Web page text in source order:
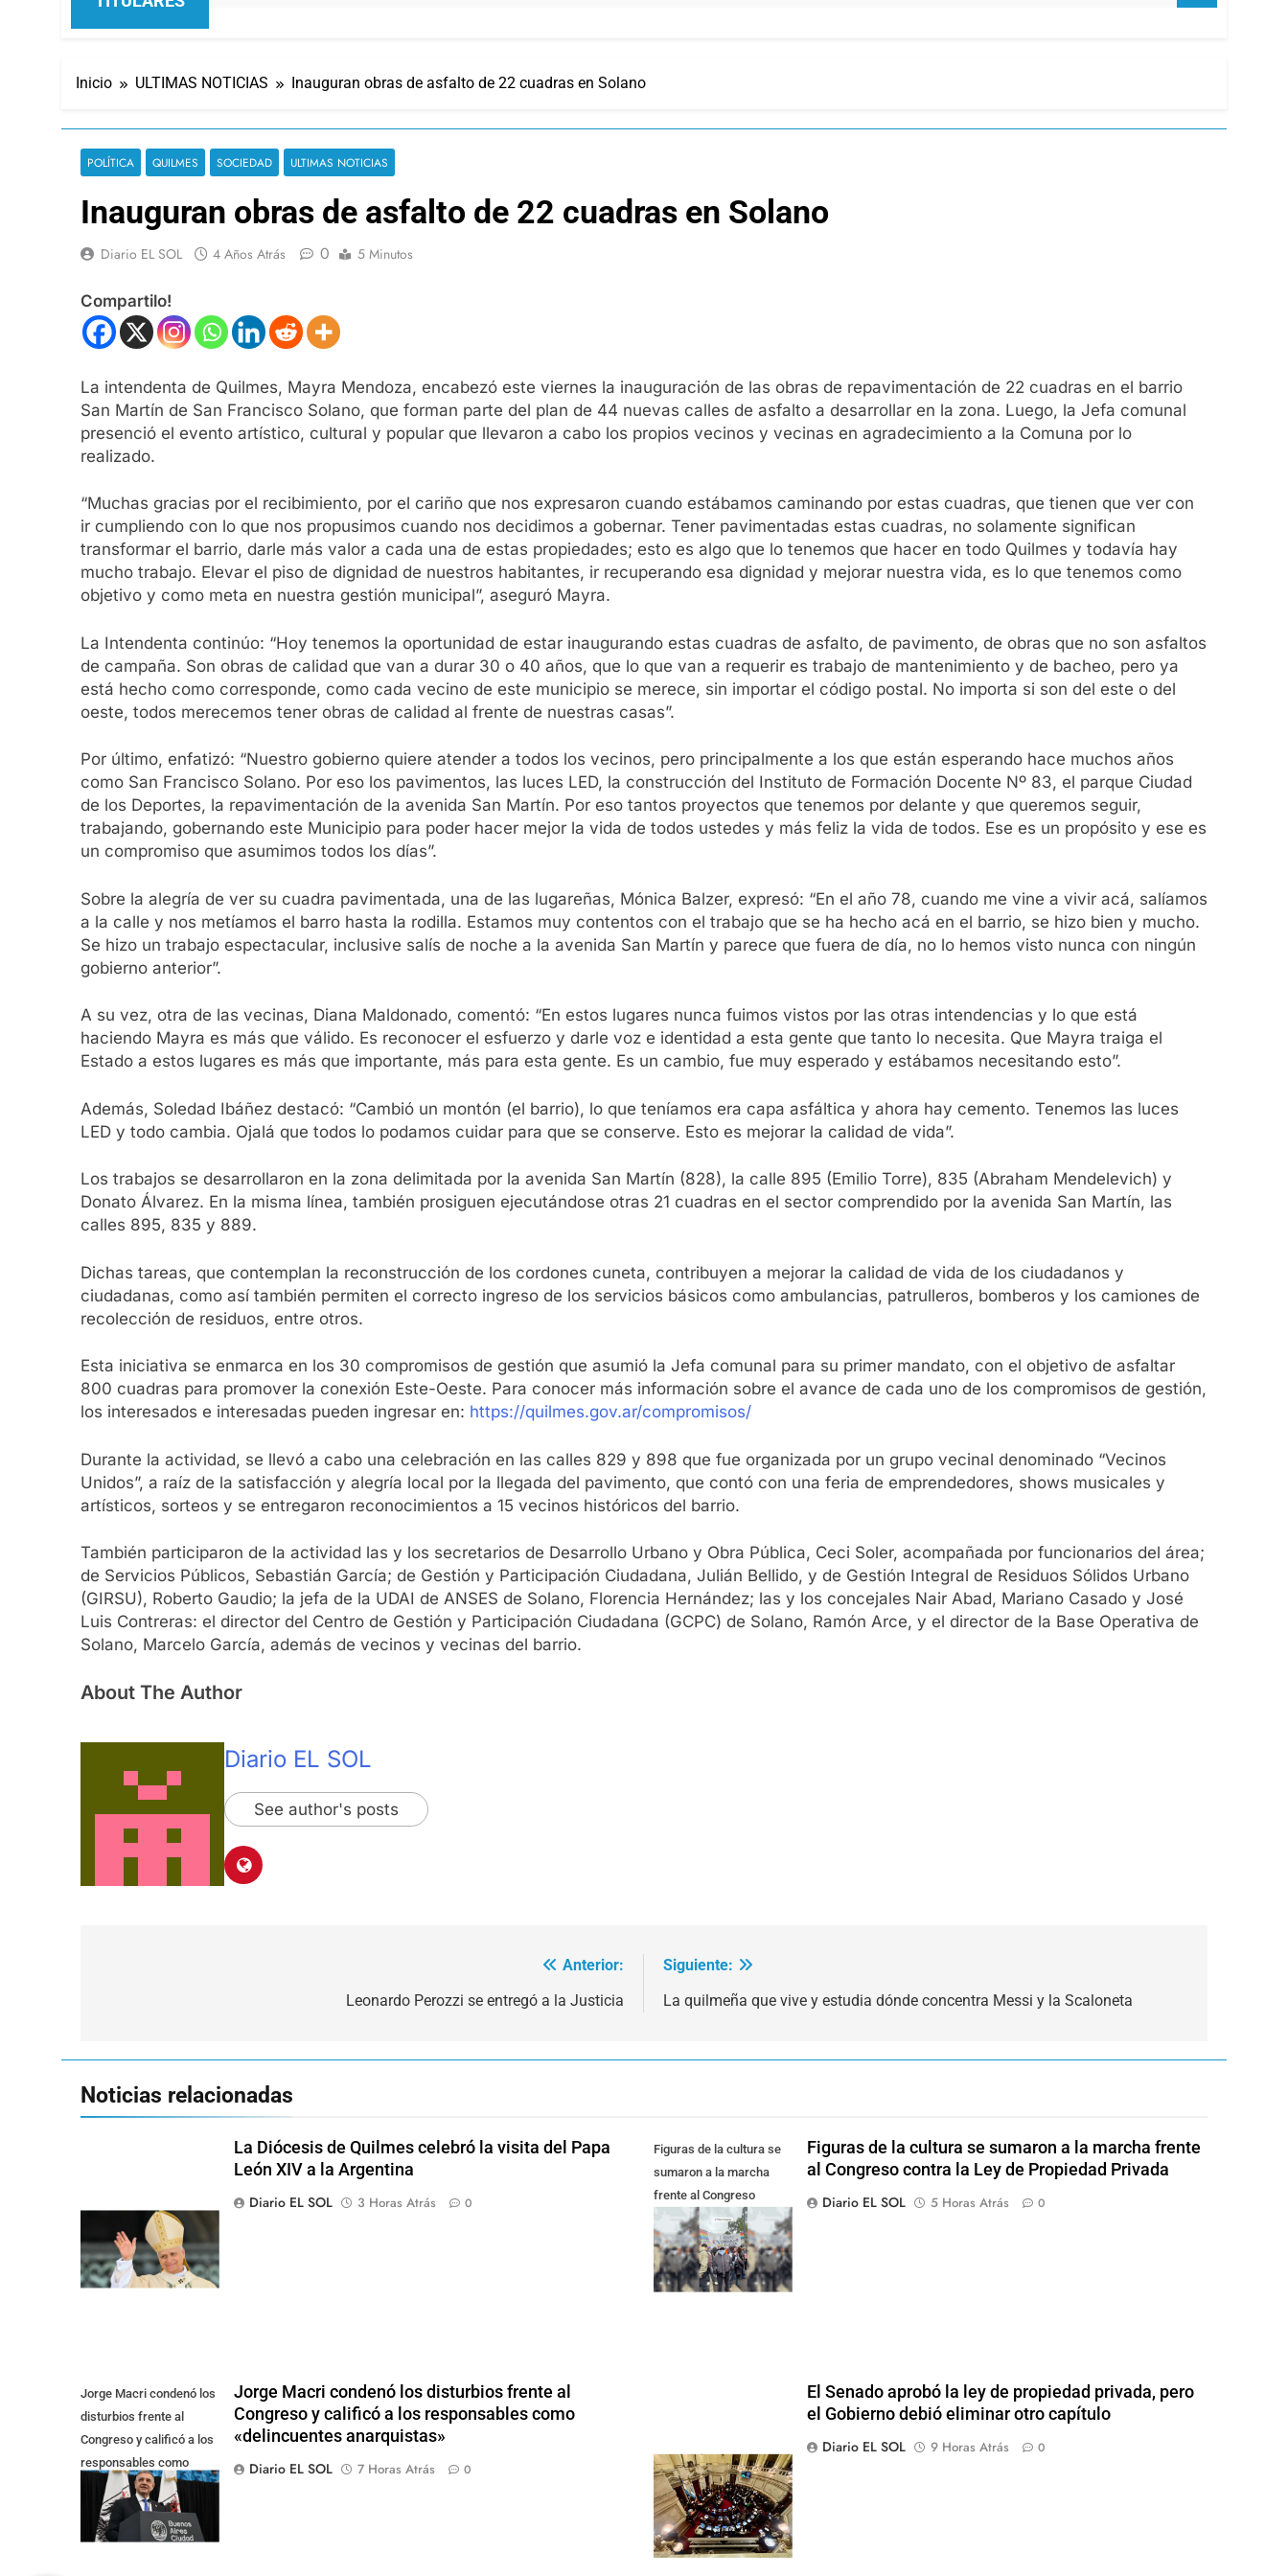
Inicio ULTIMAS NOTICIAS Inauguran obras de asfalto de 22 cuadras en Solano
POLÍTICA QUILMES SOCIEDAD ULTIMAS NOTICIAS
Inauguran obras de asfalto de 22 cuadras en Solano
Diario EL SOL 4 Años Atrás 0 5 Minutos
Compartilo!
La intendenta de Quilmes, Mayra Mendoza, encabezó este viernes la inauguración de las obras de repavimentación de 22 cuadras en el barrio
San Martín de San Francisco Solano, que forman parte del plan de 44 nuevas calles de asfalto a desarrollar en la zona. Luego, la Jefa comunal
presenció el evento artístico, cultural y popular que llevaron a cabo los propios vecinos y vecinas en agradecimiento a la Comuna por lo
realizado.
“Muchas gracias por el recibimiento, por el cariño que nos expresaron cuando estábamos caminando por estas cuadras, que tienen que ver con
ir cumpliendo con lo que nos propusimos cuando nos decidimos a gobernar. Tener pavimentadas estas cuadras, no solamente significan
transformar el barrio, darle más valor a cada una de estas propiedades; esto es algo que lo tenemos que hacer en todo Quilmes y todavía hay
mucho trabajo. Elevar el piso de dignidad de nuestros habitantes, ir recuperando esa dignidad y mejorar nuestra vida, es lo que tenemos como
objetivo y como meta en nuestra gestión municipal”, aseguró Mayra.
La Intendenta continúo: “Hoy tenemos la oportunidad de estar inaugurando estas cuadras de asfalto, de pavimento, de obras que no son asfaltos
de campaña. Son obras de calidad que van a durar 30 o 40 años, que lo que van a requerir es trabajo de mantenimiento y de bacheo, pero ya
está hecho como corresponde, como cada vecino de este municipio se merece, sin importar el código postal. No importa si son del este o del
oeste, todos merecemos tener obras de calidad al frente de nuestras casas”.
Por último, enfatizó: “Nuestro gobierno quiere atender a todos los vecinos, pero principalmente a los que están esperando hace muchos años
como San Francisco Solano. Por eso los pavimentos, las luces LED, la construcción del Instituto de Formación Docente Nº 83, el parque Ciudad
de los Deportes, la repavimentación de la avenida San Martín. Por eso tantos proyectos que tenemos por delante y que queremos seguir,
trabajando, gobernando este Municipio para poder hacer mejor la vida de todos ustedes y más feliz la vida de todos. Ese es un propósito y ese es
un compromiso que asumimos todos los días”.
Sobre la alegría de ver su cuadra pavimentada, una de las lugareñas, Mónica Balzer, expresó: “En el año 78, cuando me vine a vivir acá, salíamos
a la calle y nos metíamos el barro hasta la rodilla. Estamos muy contentos con el trabajo que se ha hecho acá en el barrio, se hizo bien y mucho.
Se hizo un trabajo espectacular, inclusive salís de noche a la avenida San Martín y parece que fuera de día, no lo hemos visto nunca con ningún
gobierno anterior”.
A su vez, otra de las vecinas, Diana Maldonado, comentó: “En estos lugares nunca fuimos vistos por las otras intendencias y lo que está
haciendo Mayra es más que válido. Es reconocer el esfuerzo y darle voz e identidad a esta gente que tanto lo necesita. Que Mayra traiga el
Estado a estos lugares es más que importante, más para esta gente. Es un cambio, fue muy esperado y estábamos necesitando esto”.
Además, Soledad Ibáñez destacó: “Cambió un montón (el barrio), lo que teníamos era capa asfáltica y ahora hay cemento. Tenemos las luces
LED y todo cambia. Ojalá que todos lo podamos cuidar para que se conserve. Esto es mejorar la calidad de vida”.
Los trabajos se desarrollaron en la zona delimitada por la avenida San Martín (828), la calle 895 (Emilio Torre), 835 (Abraham Mendelevich) y
Donato Álvarez. En la misma línea, también prosiguen ejecutándose otras 21 cuadras en el sector comprendido por la avenida San Martín, las
calles 895, 835 y 889.
Dichas tareas, que contemplan la reconstrucción de los cordones cuneta, contribuyen a mejorar la calidad de vida de los ciudadanos y
ciudadanas, como así también permiten el correcto ingreso de los servicios básicos como ambulancias, patrulleros, bomberos y los camiones de
recolección de residuos, entre otros.
Esta iniciativa se enmarca en los 30 compromisos de gestión que asumió la Jefa comunal para su primer mandato, con el objetivo de asfaltar
800 cuadras para promover la conexión Este-Oeste. Para conocer más información sobre el avance de cada uno de los compromisos de gestión,
los interesados e interesadas pueden ingresar en: https://quilmes.gov.ar/compromisos/
Durante la actividad, se llevó a cabo una celebración en las calles 829 y 898 que fue organizada por un grupo vecinal denominado “Vecinos
Unidos”, a raíz de la satisfacción y alegría local por la llegada del pavimento, que contó con una feria de emprendedores, shows musicales y
artísticos, sorteos y se entregaron reconocimientos a 15 vecinos históricos del barrio.
También participaron de la actividad las y los secretarios de Desarrollo Urbano y Obra Pública, Ceci Soler, acompañada por funcionarios del área;
de Servicios Públicos, Sebastián García; de Gestión y Participación Ciudadana, Julián Bellido, y de Gestión Integral de Residuos Sólidos Urbano
(GIRSU), Roberto Gaudio; la jefa de la UDAI de ANSES de Solano, Florencia Hernández; las y los concejales Nair Abad, Mariano Casado y José
Luis Contreras: el director del Centro de Gestión y Participación Ciudadana (GCPC) de Solano, Ramón Arce, y el director de la Base Operativa de
Solano, Marcelo García, además de vecinos y vecinas del barrio.
About The Author
Diario EL SOL
See author's posts
Anterior:
Leonardo Perozzi se entregó a la Justicia
Siguiente:
La quilmeña que vive y estudia dónde concentra Messi y la Scaloneta
Noticias relacionadas
La Diócesis de Quilmes celebró la visita del Papa
León XIV a la Argentina
Diario EL SOL
3 Horas Atrás 0
Figuras de la cultura se
sumaron a la marcha
frente al Congreso
contra la Ley de
Propiedad Privada
Figuras de la cultura se sumaron a la marcha frente
al Congreso contra la Ley de Propiedad Privada
Diario EL SOL
5 Horas Atrás 0
Jorge Macri condenó los
disturbios frente al
Congreso y calificó a los
responsables como
"delincuentes
anarquistas"
Jorge Macri condenó los disturbios frente al
Congreso y calificó a los responsables como
«delincuentes anarquistas»
Diario EL SOL
7 Horas Atrás 0
El Senado aprobó la ley de propiedad privada, pero
el Gobierno debió eliminar otro capítulo
Diario EL SOL
9 Horas Atrás 0